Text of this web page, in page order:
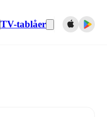
TV-tablåer